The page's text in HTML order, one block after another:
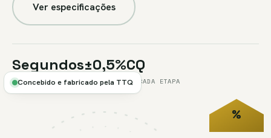
Ver especificações
Segundos
POR TESTE
±0,5%
TÍPICO
CQ
EM CADA ETAPA
FIG.U2
%
Concebido e fabricado pela TTQ